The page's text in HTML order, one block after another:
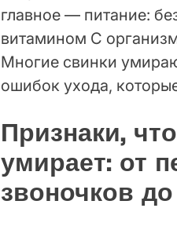
главное — питание:
витамином C
Многие свинки
ошибок ухода,
Признаки,
умирает: от
звоночков